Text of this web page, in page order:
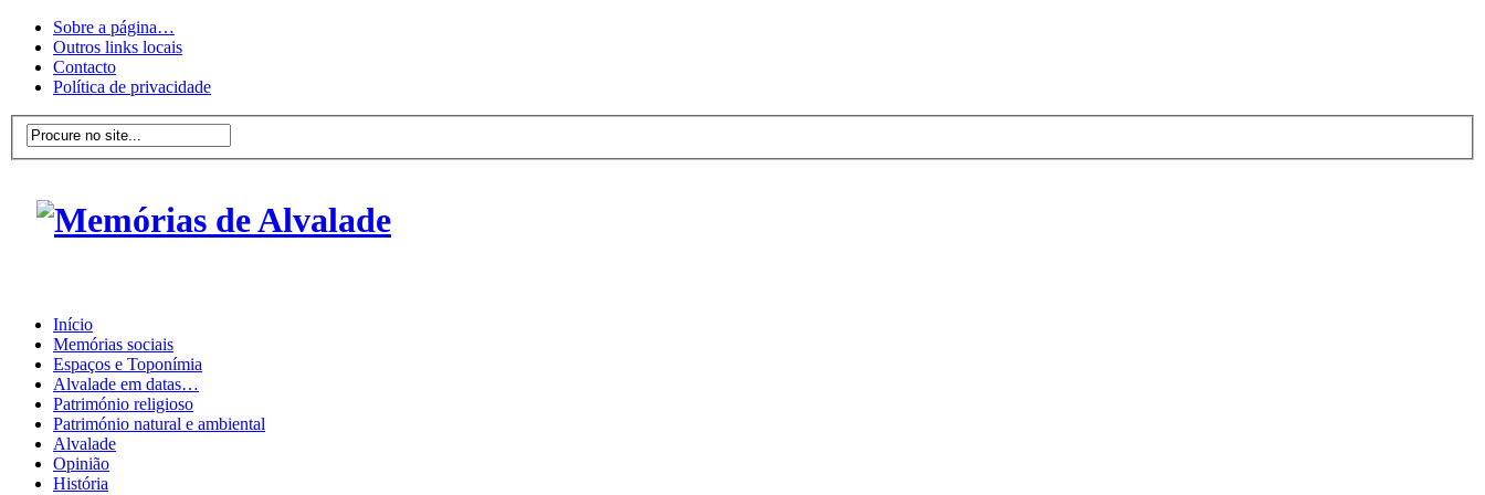
Sobre a página…
Outros links locais
Contacto
Política de privacidade
Início
Memórias sociais
Espaços e Toponímia
Alvalade em datas…
Património religioso
Património natural e ambiental
Alvalade
Opinião
História